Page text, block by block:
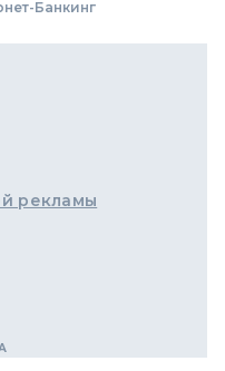
Банкинг
рекламы